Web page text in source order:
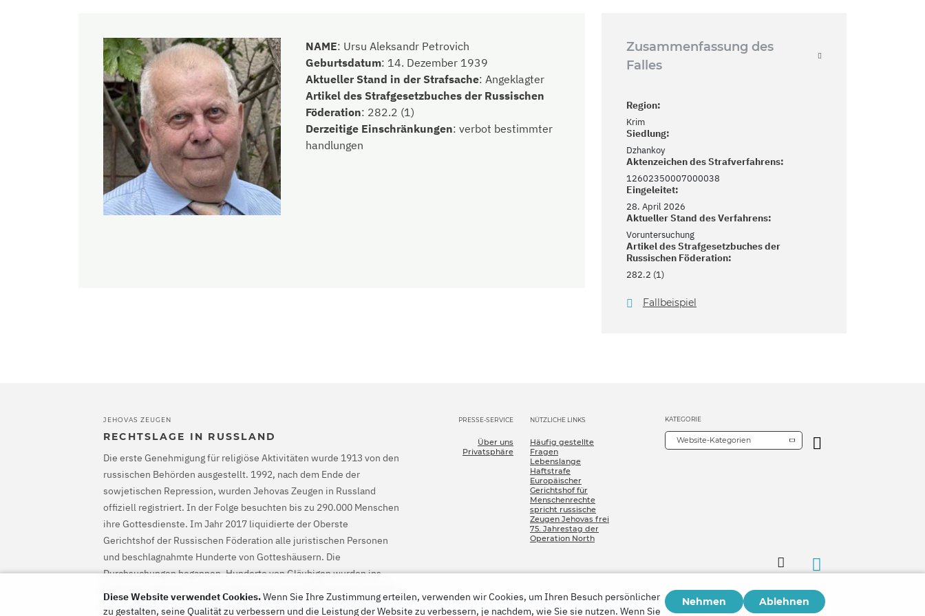
NAME: Ursu Aleksandr Petrovich
Geburtsdatum: 14. Dezember 1939
Aktueller Stand in der Strafsache: Angeklagter
Artikel des Strafgesetzbuches der Russischen
Föderation: 282.2 (1)
Derzeitige Einschränkungen:verbot bestimmter
handlungen
Zusammenfassung des
Falles
Region:
Krim
Siedlung:
Dzhankoy
Aktenzeichen des Strafverfahrens:
12602350007000038
Eingeleitet:
28. April 2026
Aktueller Stand des Verfahrens:
Voruntersuchung
Artikel des Strafgesetzbuches der
Russischen Föderation:
282.2 (1)
Fallbeispiel
JEHOVAS ZEUGEN
RECHTSLAGE IN RUSSLAND
Die erste Genehmigung für religiöse Aktivitäten wurde 1913 von den
russischen Behörden ausgestellt. 1992, nach dem Ende der
sowjetischen Repression, wurden Jehovas Zeugen in Russland
offiziell registriert. In der Folge besuchten bis zu 290.000 Menschen
ihre Gottesdienste. Im Jahr 2017 liquidierte der Oberste
Gerichtshof der Russischen Föderation alle juristischen Personen
und beschlagnahmte Hunderte von Gotteshäusern. Die
Durchsuchungen begannen, Hunderte von Gläubigen wurden ins
frei, ordnete an, dass sie ihre Strafverfolgung einstellen und den
PRESSE-SERVICE
Über uns
Privatsphäre
NÜTZLICHE LINKS
Häufig gestellte
Fragen
Lebenslange
Haftstrafe
Europäischer
Gerichtshof für
Menschenrechte
spricht russische
Zeugen Jehovas frei
75. Jahrestag der
Operation North
KATEGORIE
Website-Kategorien
Copyright © 2026
Diese Website verwendet Cookies.Wenn Sie Ihre Zustimmung erteilen, verwenden wir Cookies, um Ihren Besuch persönlicher
zu gestalten, seine Qualität zu verbessern und die Leistung der Website zu verbessern, je nachdem, wie Sie sie nutzen. Wenn Sie
Nehmen Ablehnen